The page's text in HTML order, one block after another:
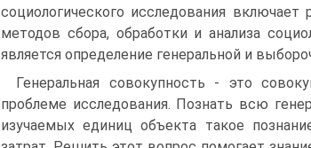
социологического исследования
методов сбора, обработки и анализа
является определение генеральной и
Генеральная совокупность - это
проблеме исследования. Познать всю
изучаемых единиц объекта такое